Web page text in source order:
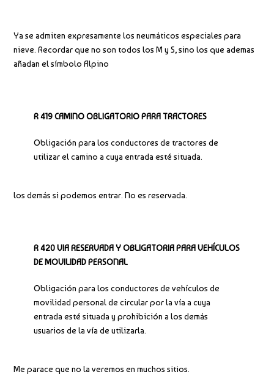
Ya se admiten expresamente los neumáticos especiales para
nieve. Recordar que no son todos los M y S, sino los que ademas
añadan el símbolo Alpino
R 419 CAMINO OBLIGATORIO PARA TRACTORES
Obligación para los conductores de tractores de
utilizar el camino a cuya entrada esté situada.
los demás si podemos entrar. No es reservada.
R 420 VIA RESERVADA Y OBLIGATORIA PARA VEHÍCULOS
DE MOVILIDAD PERSONAL
Obligación para los conductores de vehículos de
movilidad personal de circular por la vía a cuya
entrada esté situada y prohibición a los demás
usuarios de la vía de utilizarla.
Me parace que no la veremos en muchos sitios.